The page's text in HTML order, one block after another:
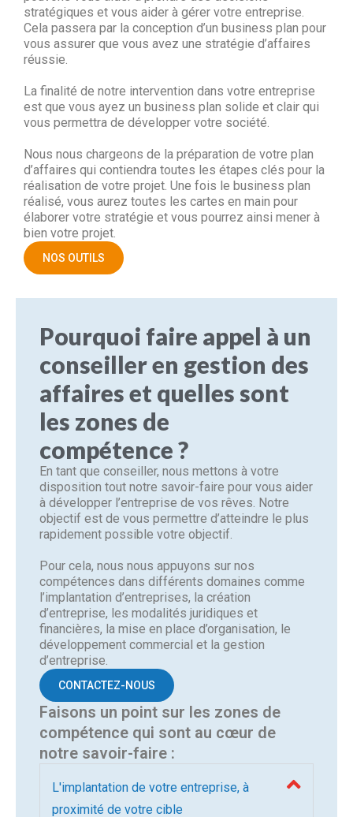
stratégiques et vous aider à gérer votre entreprise.
Cela passera par la conception d’un business plan pour
vous assurer que vous avez une stratégie d’affaires
réussie.
La finalité de notre intervention dans votre entreprise
est que vous ayez un business plan solide et clair qui
vous permettra de développer votre société.
Nous nous chargeons de la préparation de votre plan
d’affaires qui contiendra toutes les étapes clés pour la
réalisation de votre projet. Une fois le business plan
réalisé, vous aurez toutes les cartes en main pour
élaborer votre stratégie et vous pourrez ainsi mener à
bien votre projet.
NOS OUTILS
Pourquoi faire appel à un
conseiller en gestion des
affaires et quelles sont
les zones de
compétence ?
En tant que conseiller, nous mettons à votre
disposition tout notre savoir-faire pour vous aider
à développer l’entreprise de vos rêves. Notre
objectif est de vous permettre d’atteindre le plus
rapidement possible votre objectif.
Pour cela, nous nous appuyons sur nos
compétences dans différents domaines comme
l’implantation d’entreprises, la création
d’entreprise, les modalités juridiques et
financières, la mise en place d’organisation, le
développement commercial et la gestion
d’entreprise.
CONTACTEZ-NOUS
Faisons un point sur les zones de
compétence qui sont au cœur de
notre savoir-faire :
L'implantation de votre entreprise, à
proximité de votre cible